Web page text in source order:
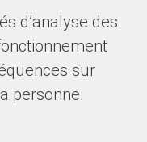
d’analyse des
sur
personne.